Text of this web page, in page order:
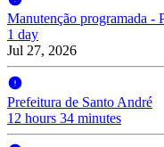
Manutenção programada -
1 day
Jul 27, 2026
Prefeitura de Santo André
12 hours 34 minutes